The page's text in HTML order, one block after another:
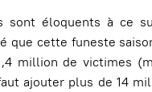
sont éloquents à ce
que cette funeste
million de victimes
ajouter plus de 14